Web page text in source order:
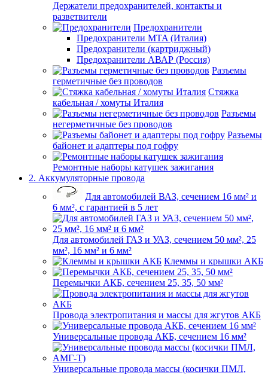
Держатели предохранителей, контакты и
разветвители
Предохранители
Предохранители MTA (Италия)
Предохранители (картриджный)
Предохранители АВАР (Россия)
Разъемы
герметичные без проводов
Стяжка
кабельная / хомуты Италия
Разъемы
негерметичные без проводов
Разъемы
байонет и адаптеры под гофру
Ремонтные наборы катушек зажигания
2. Аккумуляторные провода
Для автомобилей ВАЗ, сечением 16 мм² и
6 мм², с гарантией в 5 лет
Для автомобилей ГАЗ и УАЗ, сечением 50 мм², 25
мм², 16 мм² и 6 мм²
Клеммы и крышки АКБ
Перемычки АКБ, сечением 25, 35, 50 мм²
Провода электропитания и массы для жгутов АКБ
Универсальные провода АКБ, сечением 16 мм²
Универсальные провода массы (косички ПМЛ,